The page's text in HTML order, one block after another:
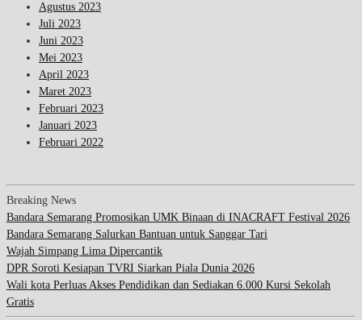
Agustus 2023
Juli 2023
Juni 2023
Mei 2023
April 2023
Maret 2023
Februari 2023
Januari 2023
Februari 2022
Breaking News
Bandara Semarang Promosikan UMK Binaan di INACRAFT Festival 2026
Bandara Semarang Salurkan Bantuan untuk Sanggar Tari
Wajah Simpang Lima Dipercantik
DPR Soroti Kesiapan TVRI Siarkan Piala Dunia 2026
Wali kota Perluas Akses Pendidikan dan Sediakan 6.000 Kursi Sekolah
Gratis